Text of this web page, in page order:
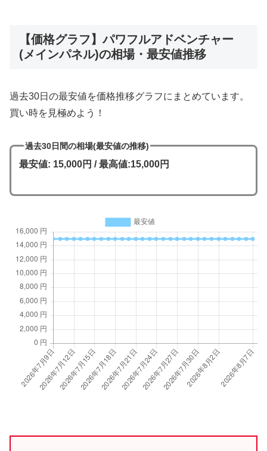
【価格グラフ】パワフルアドベンチャー
(メインパネル)の相場・最安値推移
過去30日の最安値を価格推移グラフにまとめています。
買い時を見極めよう！
過去30日間の相場(最安値の推移)
最安値: 15,000円 / 最高値:15,000円